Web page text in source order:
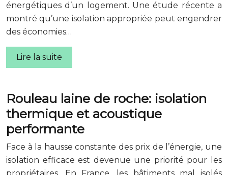
énergétiques d’un logement. Une étude récente a
montré qu’une isolation appropriée peut engendrer
des économies…
Lire la suite
Rouleau laine de roche: isolation
thermique et acoustique
performante
Face à la hausse constante des prix de l’énergie, une
isolation efficace est devenue une priorité pour les